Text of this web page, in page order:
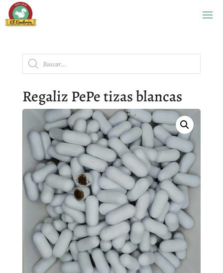
Búsqueda
de
productos
Regaliz PePe tizas blancas